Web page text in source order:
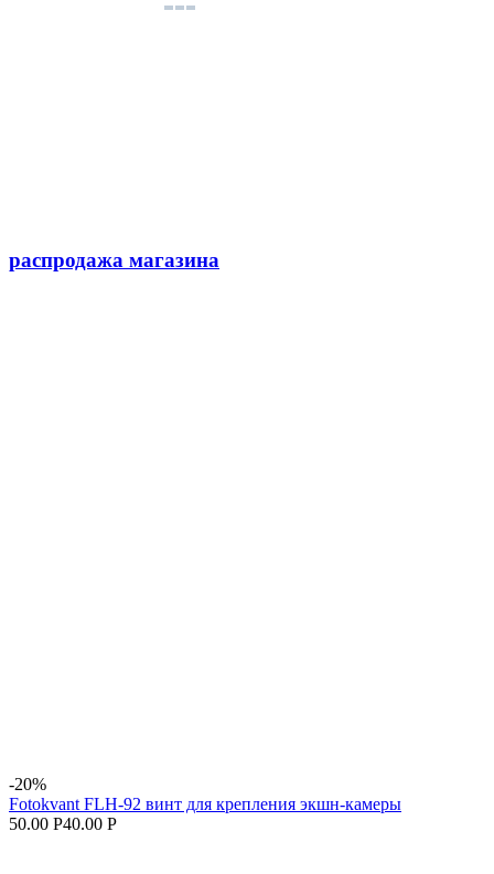
распродажа магазина
-20%
Fotokvant FLH-92 винт для крепления экшн-камеры
50.00 Р40.00 Р